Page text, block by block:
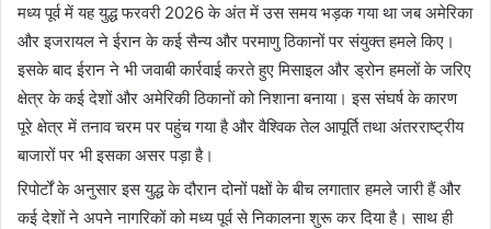
मध्य पूर्व में यह युद्ध फरवरी 2026 के अंत में उस समय भड़क गया था जब अमेरिका
और इजरायल ने ईरान के कई सैन्य और परमाणु ठिकानों पर संयुक्त हमले किए।
इसके बाद ईरान ने भी जवाबी कार्रवाई करते हुए मिसाइल और ड्रोन हमलों के जरिए
क्षेत्र के कई देशों और अमेरिकी ठिकानों को निशाना बनाया। इस संघर्ष के कारण
पूरे क्षेत्र में तनाव चरम पर पहुंच गया है और वैश्विक तेल आपूर्ति तथा अंतरराष्ट्रीय
बाजारों पर भी इसका असर पड़ा है।
रिपोर्टों के अनुसार इस युद्ध के दौरान दोनों पक्षों के बीच लगातार हमले जारी हैं और
कई देशों ने अपने नागरिकों को मध्य पूर्व से निकालना शुरू कर दिया है। साथ ही